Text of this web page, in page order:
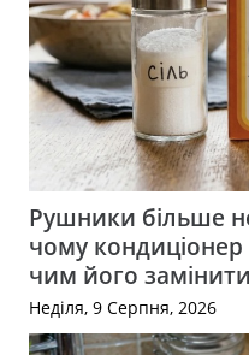
Рушники більше
чому
чим його замінити
Неділя, 9 Серпня, 2026